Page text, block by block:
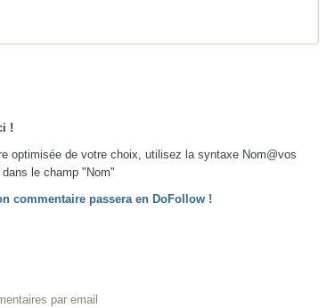
!
optimisée de votre choix, utilisez la syntaxe Nom@vos
le champ "Nom"
commentaire passera en DoFollow !
par email